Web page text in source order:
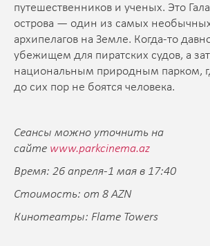
путешественников и ученых. Это
острова — один из самых
архипелагов на Земле. Когда-то
убежищем для пиратских судов, а
национальным природным парком,
до сих пор не боятся человека.
Сеансы можно уточнить на
сайте www.parkcinema.az
Время: 26 апреля-1 мая в 17:40
Стоимость: от 8 AZN
Кинотеатры: Flame Towers